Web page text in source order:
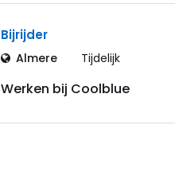
Bijrijder
Almere Tijdelijk
Werken bij Coolblue